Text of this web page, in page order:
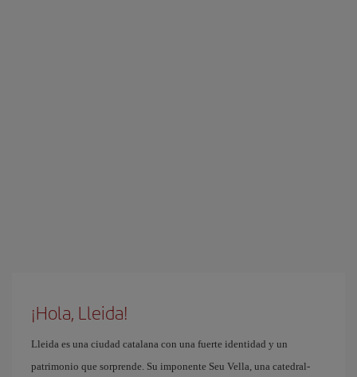
¡Hola, Lleida!
Lleida es una ciudad catalana con una fuerte identidad y un
patrimonio que sorprende. Su imponente Seu Vella, una catedral-